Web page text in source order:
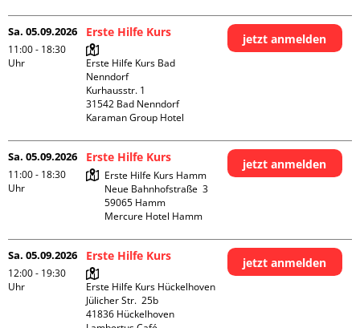
Sa. 05.09.2026
11:00 - 18:30
Uhr
Erste Hilfe Kurs
Erste Hilfe Kurs Bad
Nenndorf
Kurhausstr. 1
31542 Bad Nenndorf
Karaman Group Hotel
jetzt anmelden
Sa. 05.09.2026
11:00 - 18:30
Uhr
Erste Hilfe Kurs
Erste Hilfe Kurs Hamm
Neue Bahnhofstraße  3
59065 Hamm
Mercure Hotel Hamm
jetzt anmelden
Sa. 05.09.2026
12:00 - 19:30
Uhr
Erste Hilfe Kurs
Erste Hilfe Kurs Hückelhoven
Jülicher Str.  25b
41836 Hückelhoven
jetzt anmelden